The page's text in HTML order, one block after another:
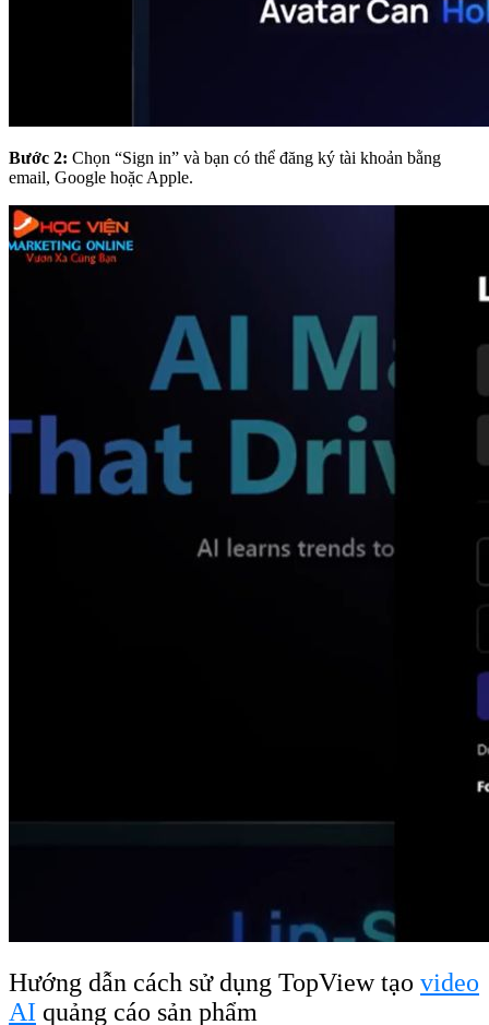
Bước 2: Chọn “Sign in” và bạn có thể đăng ký tài khoản bằng
email, Google hoặc Apple.
Hướng dẫn cách sử dụng TopView tạo video
AI quảng cáo sản phẩm